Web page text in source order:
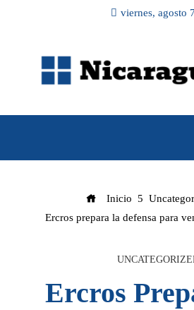
viernes, agosto 7
Inicio
Ercros prepara la defensa para
Ercros